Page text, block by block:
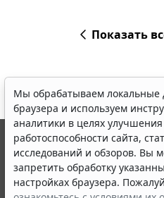
Показать
Мы обрабатываем локальные
браузера и используем
аналитики в целях
работоспособности сайта,
исследований и обзоров. Вы
запретить обработку
настройках браузера.
© ООО "НПП "ГАРАНТ-СЕРВИС",
выпускается с 1990 года.
являются участниками
информации ГАРАНТ.